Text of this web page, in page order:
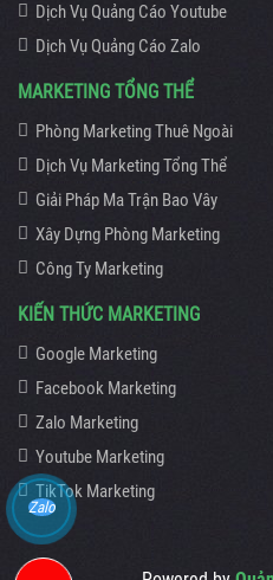
Dịch Vụ Quảng Cáo Youtube
Dịch Vụ Quảng Cáo Zalo
MARKETING TỔNG THỂ
Phòng Marketing Thuê Ngoài
Dịch Vụ Marketing Tổng Thể
Giải Pháp Ma Trận Bao Vây
Xây Dựng Phòng Marketing
Công Ty Marketing
KIẾN THỨC MARKETING
Google Marketing
Facebook Marketing
Zalo Marketing
Youtube Marketing
TikTok Marketing
Zalo